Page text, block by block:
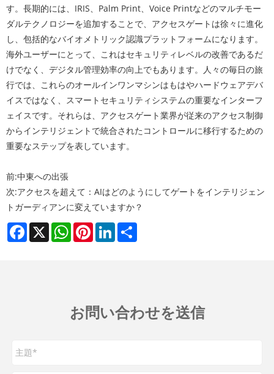
す。長期的には、IRIS、Palm Print、Voice Printなどのマルチモー
ダルテクノロジーを追加することで、アクセスゲートは徐々に進化
し、包括的なバイオメトリック認識プラットフォームになります。
海外ユーザーにとって、これはセキュリティレベルの改善であるだ
けでなく、デジタル管理効率の向上でもあります。人々の毎日の旅
行では、これらのオールインワンマシンはもはやハードウェアデバ
イスではなく、スマートセキュリティシステムの重要なインターフ
ェイスです。それらは、アクセスゲート業界が従来のアクセス制御
からインテリジェントで統合されたコントロールに移行するための
重要なステップを表しています。
前:中東への出張
次:アクセスを超えて：AIはどのようにしてゲートをインテリジェン
トガーディアンに変えていますか？
Facebook
X WhatsAppPinterestLinkedIn
お問い合わせを送信